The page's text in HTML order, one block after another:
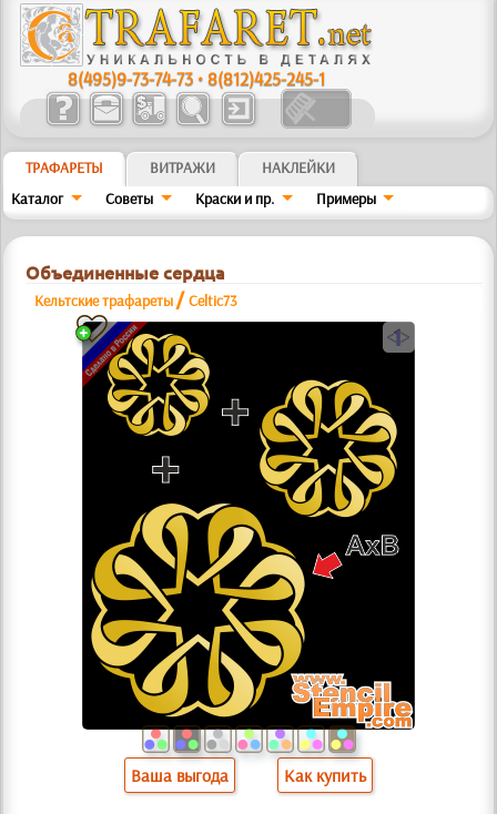
8(495)9-73-74-73 •8(812)425-245-1
ТРАФАРЕТЫ ВИТРАЖИ
НАКЛЕЙКИ
Каталог
Советы Краски и пр. Примеры
Объединенные сердца
Кельтские трафареты /Celtic73
a
Ваша выгода Как купить